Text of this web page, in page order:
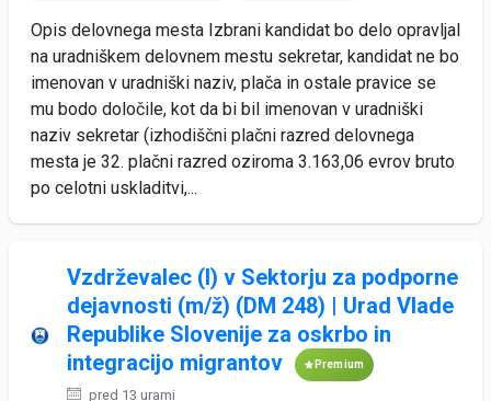
Opis delovnega mesta Izbrani kandidat bo delo opravljal
na uradniškem delovnem mestu sekretar, kandidat ne bo
imenovan v uradniški naziv, plača in ostale pravice se
mu bodo določile, kot da bi bil imenovan v uradniški
naziv sekretar (izhodiščni plačni razred delovnega
mesta je 32. plačni razred oziroma 3.163,06 evrov bruto
po celotni uskladitvi,...
Vzdrževalec (I) v Sektorju za podporne
dejavnosti (m/ž) (DM 248) | Urad Vlade
Republike Slovenije za oskrbo in
integracijo migrantov
Premium
pred 13 urami